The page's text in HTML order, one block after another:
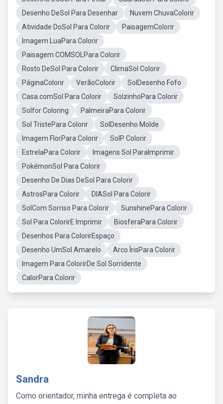
Desenho DeSol Para Desenhar
Nuvem ChuvaColorir
Atividade DoSol Para Colorir
PaisagemColorir
Imagem LuaPara Colorir
Paisagem COMSOLPara Colorir
Rosto DeSol Para Colorir
ClimaSol Colorir
PáginaColorir
VerãoColorir
SolDesenho Fofo
Casa.comSol Para Colorir
SolzinhoPara Colorir
Solfor Coloring
PalmeiraPara Colorir
Sol TristePara Colorir
SolDesenho Molde
Imagem FlorPara Colorir
SolP Colorir
EstrelaPara Colorir
Imagens Sol ParaImprimir
PokémonSol Para Colorir
Desenho De Dias DeSol Para Colorir
AstrosPara Colorir
DIASol Para Colorir
SolCom Sorriso Para Colorir
SunshinePara Colorir
Sol Para ColorirE Imprimir
BiosferaPara Colorir
Desenhos Para ColorirEspaço
Desenho UmSol Amarelo
Arco ÍrisPara Colorir
Imagem Para ColorirDe Sol Sorridente
CalorPara Colorir
Sandra
Como orientador, minha entrega é completa ao